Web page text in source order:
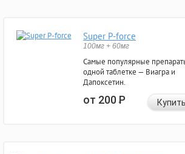
Super P-force
100мг + 60мг
Самые популярные
одной таблетке — Виагра и
Дапоксетин.
от 200Р Купить